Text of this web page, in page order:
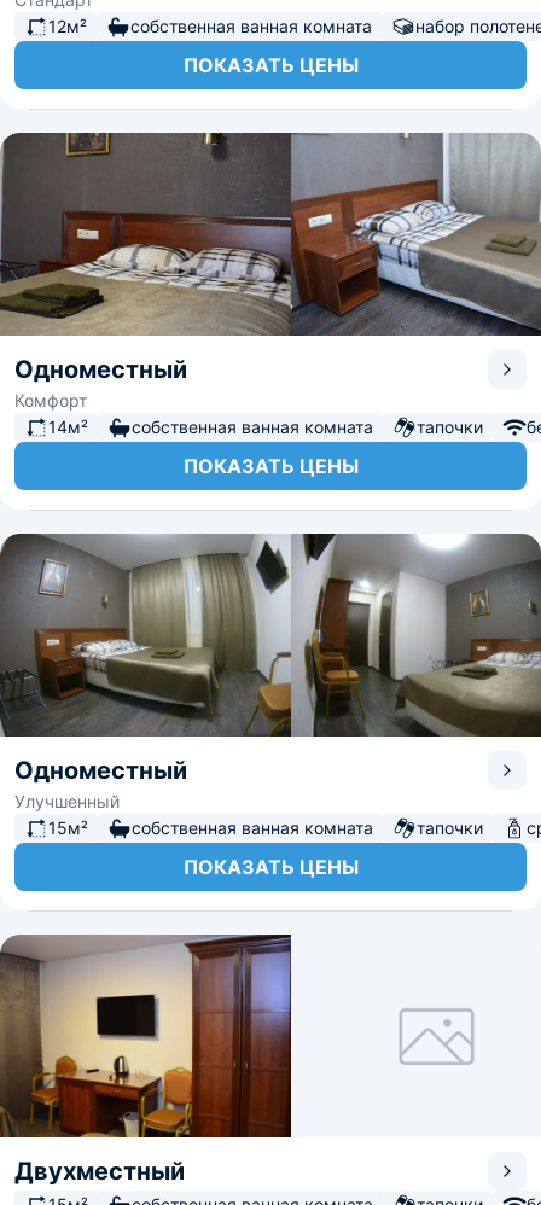
12м²
собственная ванная комната набор
ПОКАЗАТЬ ЦЕНЫ
Одноместный
Комфорт
14м²
собственная ванная комната тапочки
ПОКАЗАТЬ ЦЕНЫ
Одноместный
Улучшенный
15м²
собственная ванная комната тапочки
ПОКАЗАТЬ ЦЕНЫ
Двухместный